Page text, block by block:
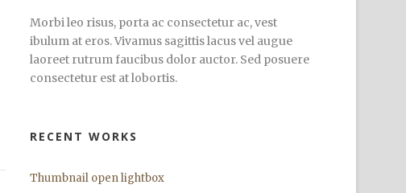
Morbi leo risus, porta ac consectetur ac, vest
ibulum at eros. Vivamus sagittis lacus vel augue
laoreet rutrum faucibus dolor auctor. Sed posuere
consectetur est at lobortis.
RECENT WORKS
Thumbnail open lightbox